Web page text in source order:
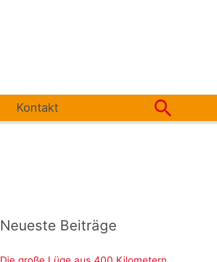
Kontakt
Neueste Beiträge